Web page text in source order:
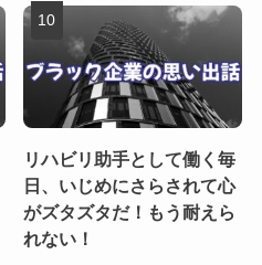
リハビリ助手として働く毎
日、いじめにさらされて心
がズタズタだ！もう耐えら
れない！